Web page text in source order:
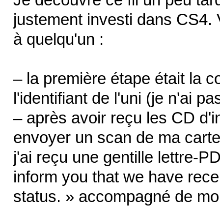
justement investi dans
à quelqu'un :
– la première étape était la
l'identifiant de l'uni (je n'ai
– après avoir reçu les CD
envoyer un scan de ma
j'ai reçu une gentille lettre-
inform you that we have
status. » accompagné de